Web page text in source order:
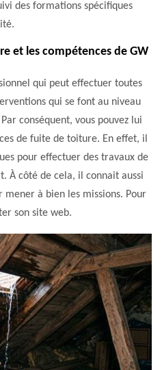
des formations spécifiques
et les compétences de GW
qui peut effectuer toutes
qui se font au niveau
conséquent, vous pouvez lui
de fuite de toiture. En effet, il
pour effectuer des travaux de
À côté de cela, il connait aussi
mener à bien les missions. Pour
son site web.